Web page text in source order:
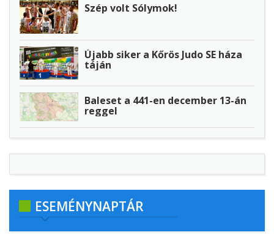
Szép volt Sólymok!
Újabb siker a Kőrös Judo SE háza
táján
Baleset a 441-en december 13-án
reggel
ESEMÉNYNAPTÁR